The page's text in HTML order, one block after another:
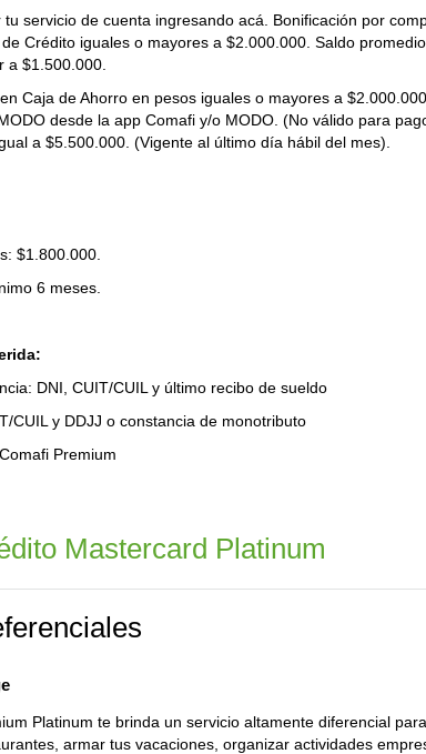
servicio de cuenta ingresando acá. Bonificación por
Crédito iguales o mayores a $2.000.000. Saldo
a $1.500.000.
Caja de Ahorro en pesos iguales o mayores a
desde la app Comafi y/o MODO. (No válido para
a $5.500.000. (Vigente al último día hábil del mes).
$1.800.000.
6 meses.
DNI, CUIT/CUIL y último recibo de sueldo
CUIL y DDJJ o constancia de monotributo
Premium
Mastercard Platinum
Platinum te brinda un servicio altamente diferencial
armar tus vacaciones, organizar actividades